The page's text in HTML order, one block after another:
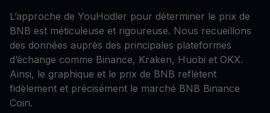
L’approche de YouHodler pour déterminer le prix de
BNB est méticuleuse et rigoureuse. Nous recueillons
des données auprès des principales plateformes
d’échange comme Binance, Kraken, Huobi et OKX.
Ainsi, le graphique et le prix de BNB reflètent
fidèlement et précisément le marché BNB Binance
Coin.